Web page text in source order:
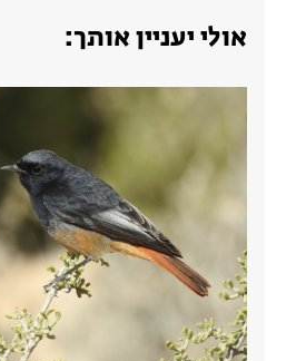
אולי יעניין אותך: